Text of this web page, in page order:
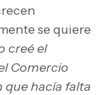
se quiere
creé el
Comercio
que hacía falta